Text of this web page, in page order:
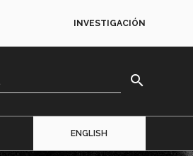
INVESTIGACIÓN
search
ENGLISH